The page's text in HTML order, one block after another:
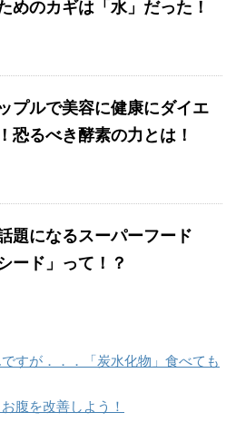
めのカギは「水」だった！
プルで美容に健康にダイエ
恐るべき酵素の力とは！
題になるスーパーフード
ード」って！？
すが．．．「炭水化物」食べても
腹を改善しよう！